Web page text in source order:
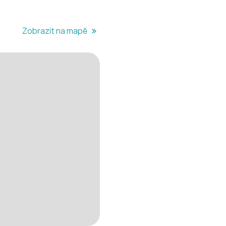
Zobrazit na mapě